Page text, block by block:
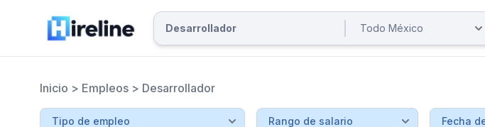
Inicio > Empleos > Desarrollador